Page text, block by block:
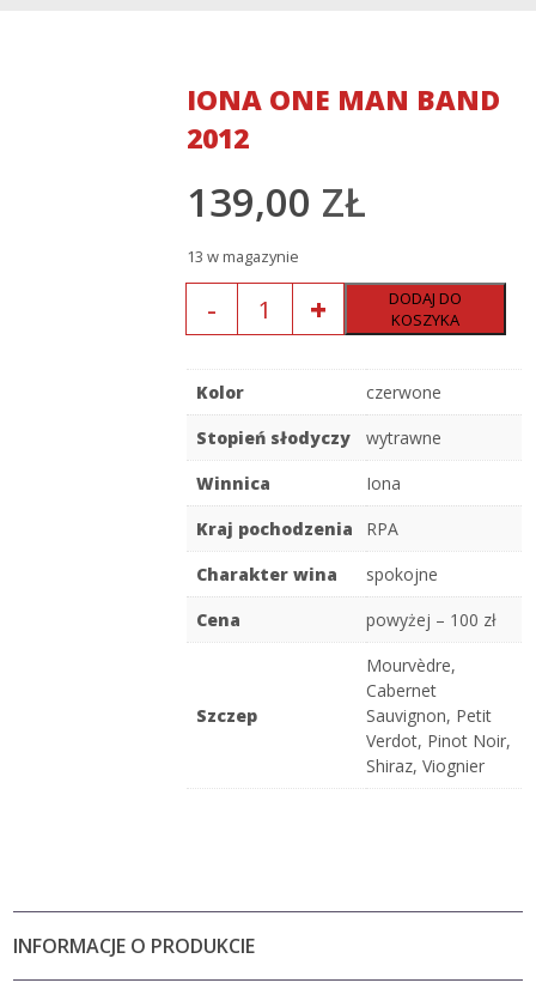
IONA ONE MAN BAND
2012
139,00 ZŁ
13 w magazynie
DODAJ DO
KOSZYKA
Kolor
czerwone
Stopień słodyczy
wytrawne
Winnica
Iona
Kraj pochodzenia
RPA
Charakter wina
spokojne
Cena
powyżej – 100 zł
Szczep
Mourvèdre,
Cabernet
Sauvignon, Petit
Verdot, Pinot Noir,
Shiraz, Viognier
INFORMACJE O PRODUKCIE